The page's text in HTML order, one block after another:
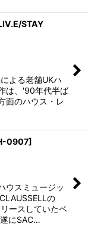
STAY
よる老舗UKハ
は、'90年代半ば
面のハウス・レ
0907]
ウスミュージッ
の
ースしていたベ
にSAC…